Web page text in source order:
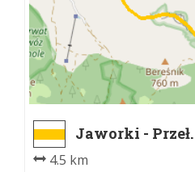
Jaworki -
4.5 km